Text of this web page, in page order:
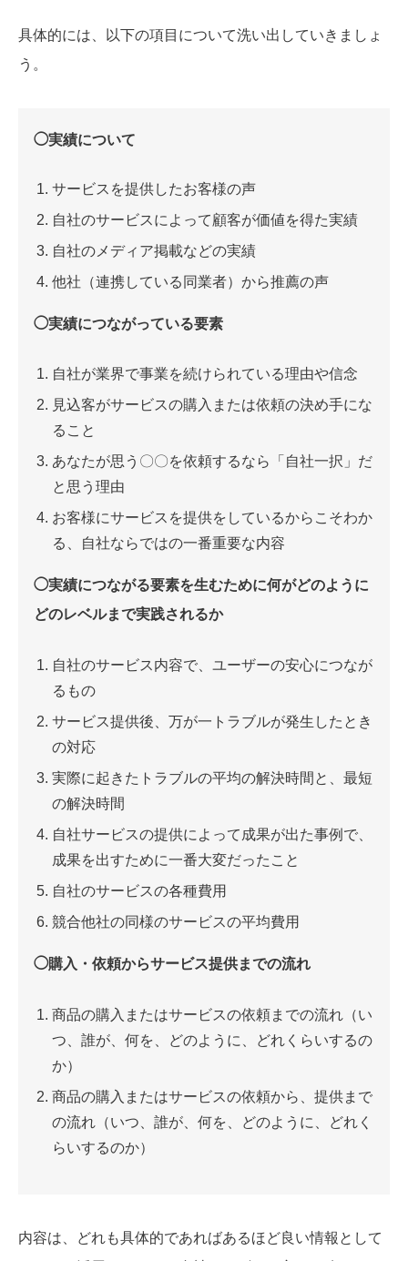
具体的には、以下の項目について洗い出していきましょ
う。
◯実績について
サービスを提供したお客様の声
自社のサービスによって顧客が価値を得た実績
自社のメディア掲載などの実績
他社（連携している同業者）から推薦の声
◯実績につながっている要素
自社が業界で事業を続けられている理由や信念
見込客がサービスの購入または依頼の決め手にな
ること
あなたが思う〇〇を依頼するなら「自社一択」だ
と思う理由
お客様にサービスを提供をしているからこそわか
る、自社ならではの一番重要な内容
◯実績につながる要素を生むために何がどのように
どのレベルまで実践されるか
自社のサービス内容で、ユーザーの安心につなが
るもの
サービス提供後、万が一トラブルが発生したとき
の対応
実際に起きたトラブルの平均の解決時間と、最短
の解決時間
自社サービスの提供によって成果が出た事例で、
成果を出すために一番大変だったこと
自社のサービスの各種費用
競合他社の同様のサービスの平均費用
◯購入・依頼からサービス提供までの流れ
商品の購入またはサービスの依頼までの流れ（い
つ、誰が、何を、どのように、どれくらいするの
か）
商品の購入またはサービスの依頼から、提供まで
の流れ （いつ、誰が、何を、どのように、どれく
らいするのか）
内容は、どれも具体的であればあるほど良い情報として